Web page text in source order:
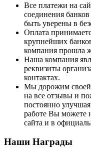
Все платежи на
соединения
быть уверены в
Оплата
крупнейших
компания прошла
Наша компания
реквизиты
контактах.
Мы дорожим своей
на все отзывы и
постоянно
работе Вы можете
сайта и в
Наши Награды